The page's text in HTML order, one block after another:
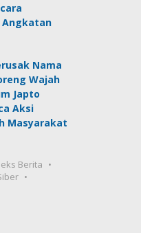
Angkatan
Nama
Wajah
Japto
Aksi
Masyarakat
Berita